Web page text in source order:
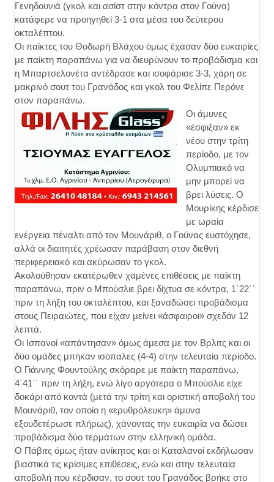
Γενηδουνιά (γκολ και ασίστ στην κόντρα στον Γούνα)
κατάφερε να προηγηθεί 3-1 στα μέσα του δεύτερου
οκταλέπτου.
Οι παίκτες του Θοδωρή Βλάχου όμως έχασαν δύο ευκαιρίες
με παίκτη παραπάνω για να διευρύνουν το προβάδισμα και
η Μπαρτσελονέτα αντέδρασε και ισοφάρισε 3-3, χάρη σε
μακρινό σουτ του Γρανάδος και γκολ του Φελίπε Περόνε
στον παραπάνω.
Οι άμυνες
«έσφιξαν» εκ
νέου στην τρίτη
περίοδο, με τον
Ολυμπιακό να
μην μπορεί να
βρει λύσεις. Ο
Μουρίκης κέρδισε
με ωραία
ενέργεια πέναλτι από τον Μουνάριθ, ο Γούνας ευστόχησε,
αλλά οι διαιτητές χρέωσαν παράβαση στον διεθνή
περιφερειακό και ακύρωσαν το γκολ.
Ακολούθησαν εκατέρωθεν χαμένες επιθέσεις με παίκτη
παραπάνω, πριν ο Μπούσλιε βρει δίχτυα σε κόντρα, 1΄22΄΄
πριν τη λήξη του οκταλέπτου, και ξαναδώσει προβάδισμα
στους Πειραιώτες, που είχαν μείνει «άσφαιροι» σχεδόν 12
λεπτά.
Οι Ισπανοί «απάντησαν» όμως άμεσα με τον Βρλιτς και οι
δύο ομάδες μπήκαν ισόπαλες (4-4) στην τελευταία περίοδο.
Ο Γιάννης Φουντούλης σκόραρε με παίκτη παραπάνω,
4΄41΄΄ πριν τη λήξη, ενώ λίγο αργότερα ο Μπούσλιε είχε
δοκάρι από κοντά (μετά την τρίτη και οριστική αποβολή του
Μουνάριθ, τον οποίο η «ερυθρόλευκη» άμυνα
εξουδετέρωσε πλήρως), χάνοντας την ευκαιρία να δώσει
προβάδισμα δύο τερμάτων στην ελληνική ομάδα.
Ο Πάβιτς όμως ήταν ανίκητος και οι Καταλανοί εκδήλωσαν
βιαστικά τις κρίσιμες επιθέσεις, ενώ και στην τελευταία
αποβολή που κέρδισαν, το σουτ του Γρανάδος βρήκε στο